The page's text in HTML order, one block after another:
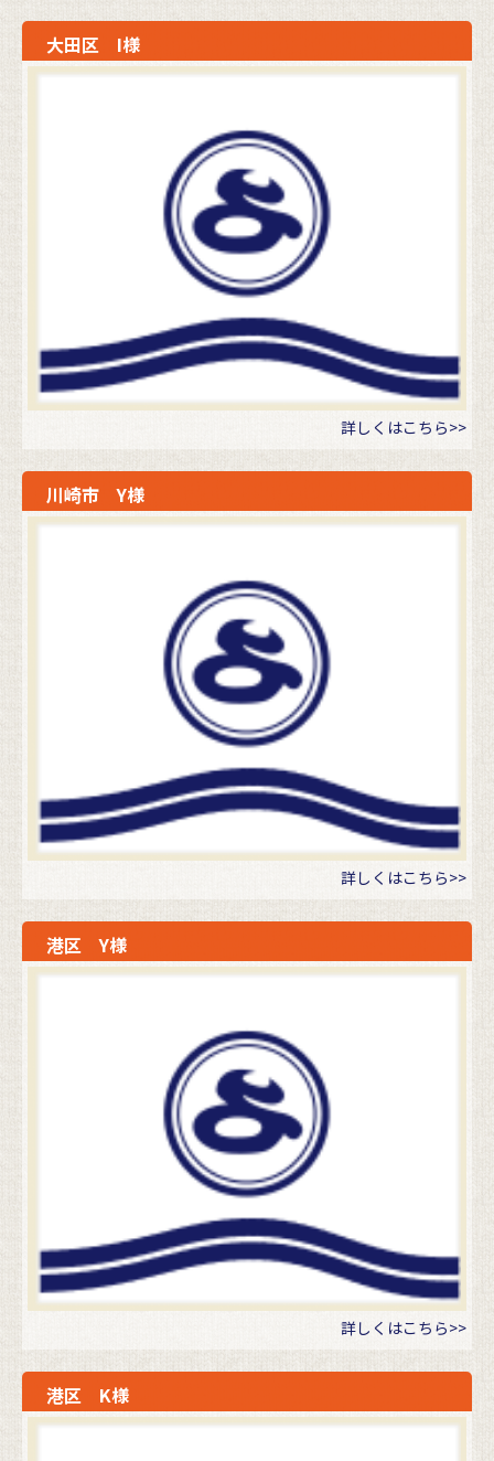
大田区 I様
詳しくはこちら>>
川崎市 Y様
詳しくはこちら>>
港区 Y様
詳しくはこちら>>
港区 K様